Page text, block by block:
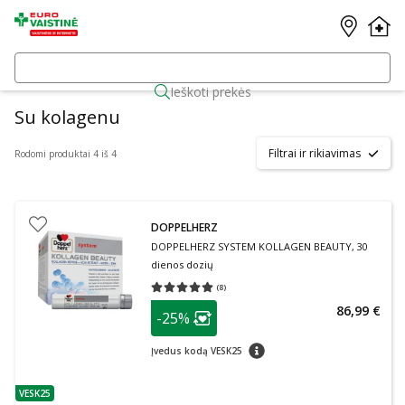
Ieškoti prekės
Su kolagenu
Rodomi produktai 4 iš 4 Filtrai ir rikiavimas
patarimas
VESK25
DOPPELHERZ
DOPPELHERZ SYSTEM KOLLAGEN BEAUTY, 30
dienos dozių
(8)
Vidutinis įvertinimas 5.00
patarimas
Lojalumo klubo narių nuolaida
-25%
Įvedus kodą VESK25 patarimas
86,99 €